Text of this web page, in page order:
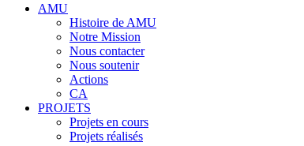
AMU
Histoire de AMU
Notre Mission
Nous contacter
Nous soutenir
Actions
CA
PROJETS
Projets en cours
Projets réalisés